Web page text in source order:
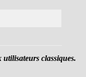
utilisateurs classiques.